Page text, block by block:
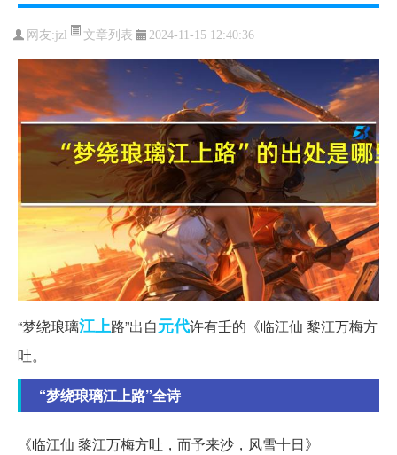
网友:jzl 文章列表 2024-11-15 12:40:36
“梦绕琅璃江上路”出自元代许有壬的《临江仙 黎江万梅方
吐。
“梦绕琅璃江上路”全诗
《临江仙 黎江万梅方吐，而予来沙，风雪十日》